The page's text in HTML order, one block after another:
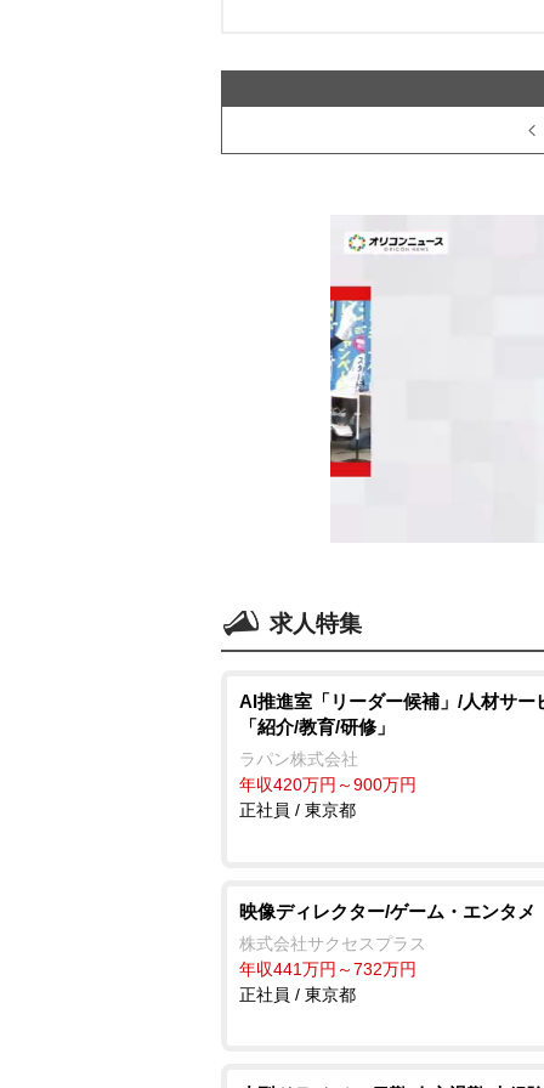
求人特集
AI推進室「リーダー候補」/人材サー
「紹介/教育/研修」
ラパン株式会社
年収420万円～900万円
正社員 / 東京都
映像ディレクター/ゲーム・エンタメ
株式会社サクセスプラス
年収441万円～732万円
正社員 / 東京都